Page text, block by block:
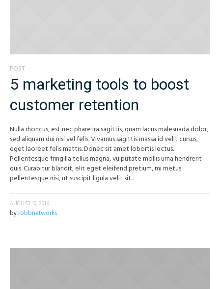
POST
5 marketing tools to boost
customer retention
Nulla rhoncus, est nec pharetra sagittis, quam lacus malesuada dolor,
sed aliquam dui nisi vel felis. Vivamus sagittis massa id velit cursus,
eget laoreet felis mattis. Donec sit amet lobortis lectus.
Pellentesque fringilla tellus magna, vulputate mollis urna hendrerit
quis. Curabitur blandit, elit eget eleifend pretium, mi metus
pellentesque nisi, ut suscipit ligula velit sit...
AUGUST 10, 2016
byrobbnetworks